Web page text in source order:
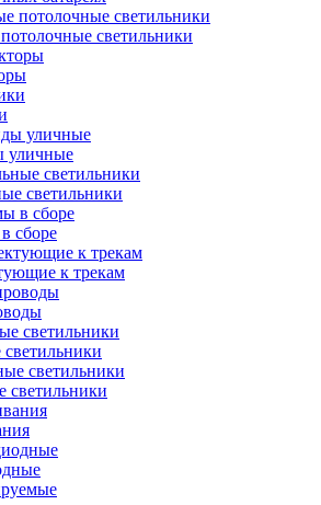
светильники
уличные
светильники
сборе
к трекам
светильники